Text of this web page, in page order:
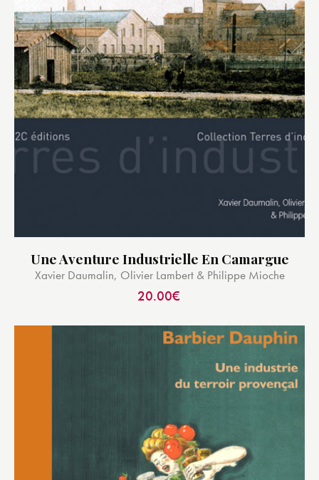
Une Aventure Industrielle En Camargue
Xavier Daumalin, Olivier Lambert & Philippe Mioche
20.00€